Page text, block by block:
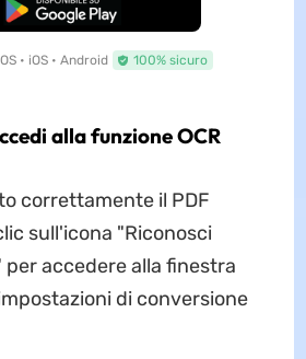
Download Gratis
• iOS • Android 100% sicuro
alla funzione OCR
correttamente il PDF
sull'icona "Riconosci
per accedere alla finestra
di conversione